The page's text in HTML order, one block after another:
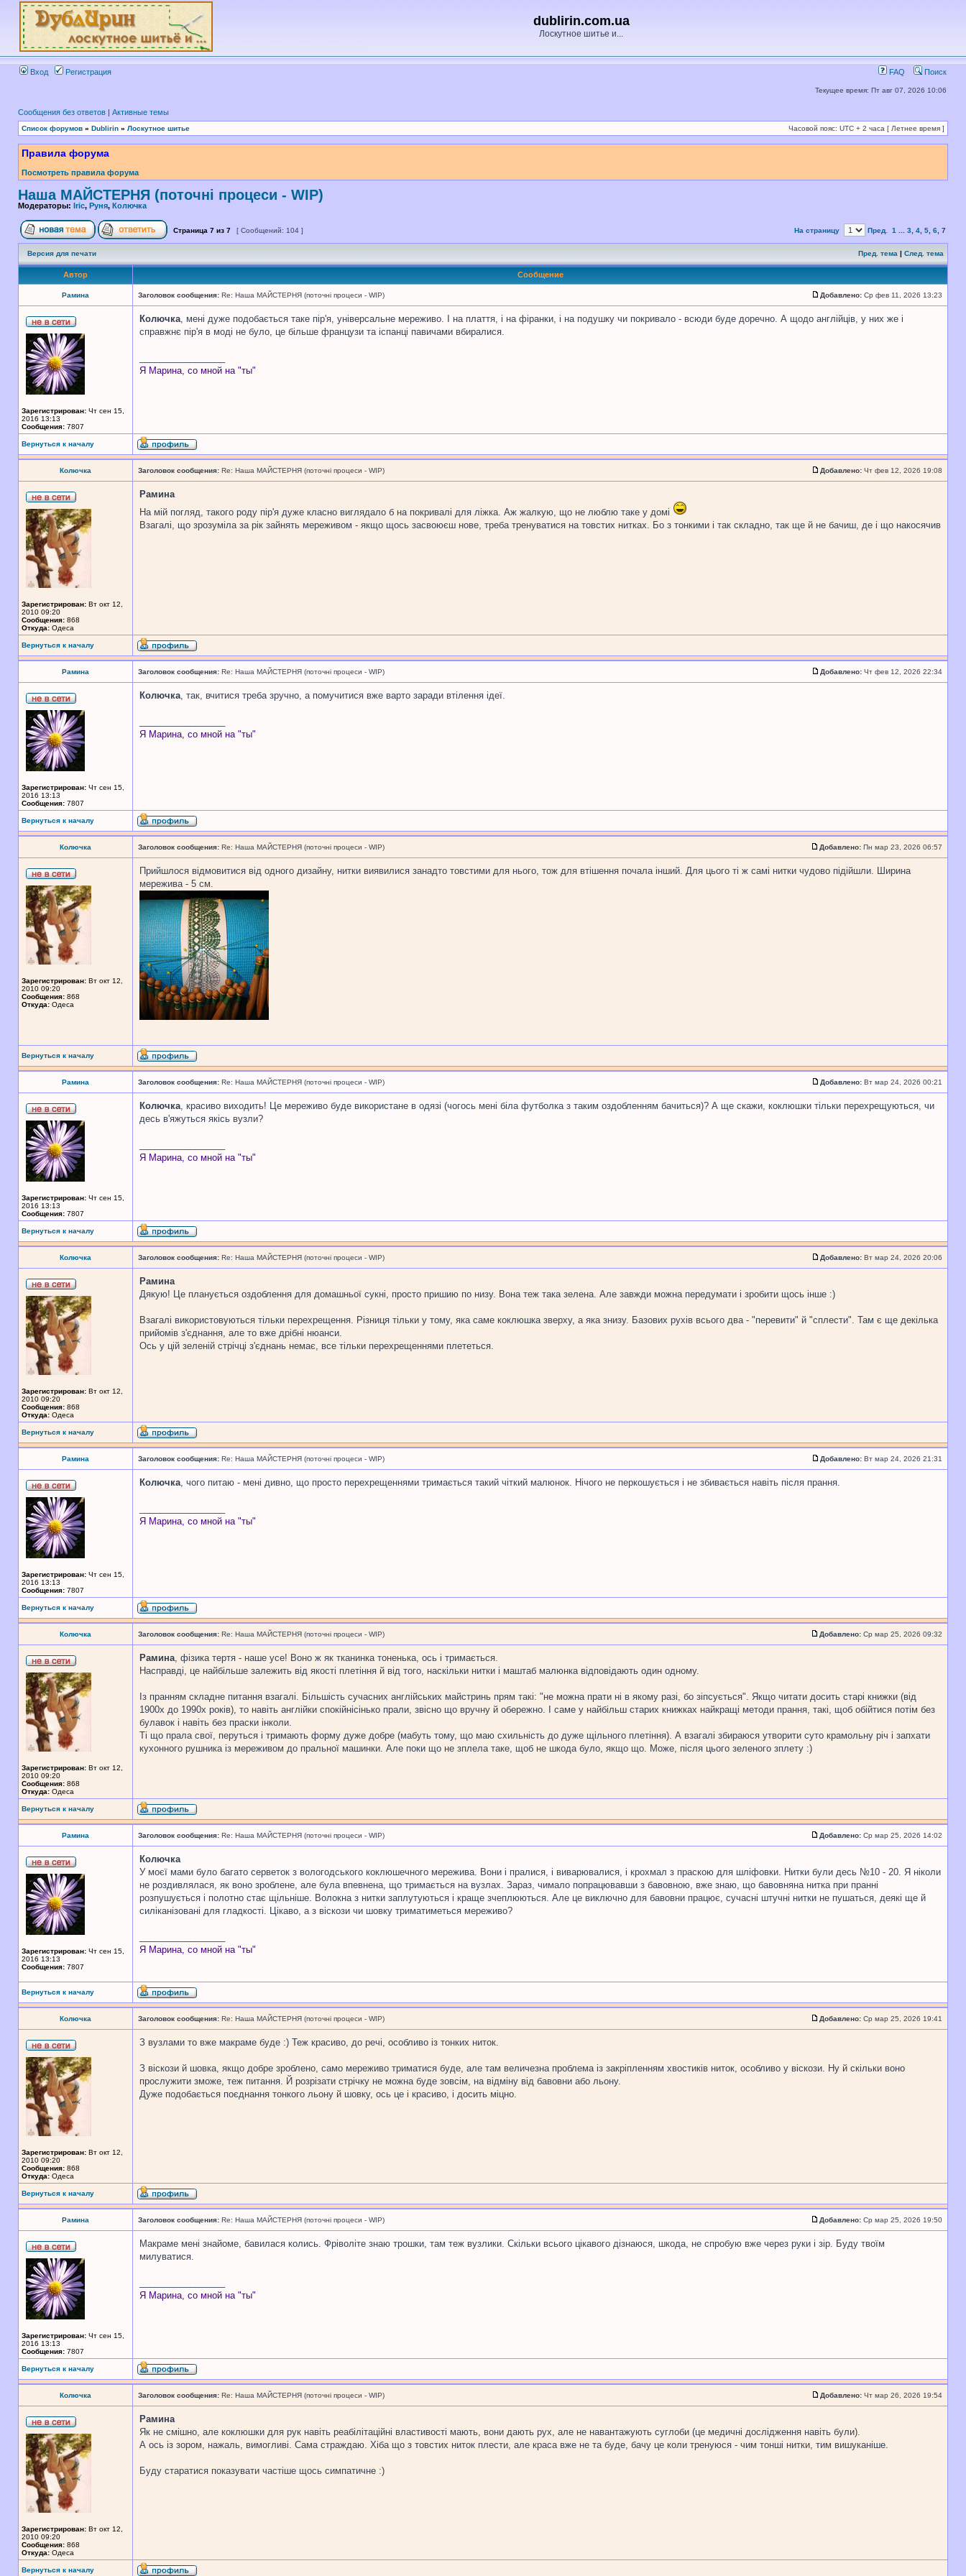
dublirin.com.ua
Лоскутное шитье и...
Вход Регистрация FAQ Поиск
Текущее время: Пт авг 07, 2026 10:06
Сообщения без ответов | Активные темы
Список форумов » Dublirin » Лоскутное шитье Часовой пояс: UTC + 2 часа [ Летнее время ]
Правила форума
Посмотреть правила форума
Наша МАЙСТЕРНЯ (поточні процеси - WIP)
Модераторы: Iric, Руня, Колючка
Страница 7 из 7 [ Сообщений: 104 ] На страницу Пред. 1 3 4 5 6 7
Версия для печати Пред. тема | След. тема
Автор Сообщение
Рамина Заголовок сообщения: Re: Наша МАЙСТЕРНЯ (поточні процеси - WIP) Добавлено: Ср фев 11, 2026 13:23
Зарегистрирован: Чт сен 15,
2016 13:13
Сообщения: 7807
Колючка, мені дуже подобається таке пір'я, універсальне мереживо. І на плаття, і на фіранки, і на подушку чи покривало - всюди буде доречно. А щодо англійців, у них же і
справжнє пір'я в моді не було, це більше французи та іспанці павичами вбиралися.
Я Марина, со мной на "ты"
Вернуться к началу
Колючка Заголовок сообщения: Re: Наша МАЙСТЕРНЯ (поточні процеси - WIP) Добавлено: Чт фев 12, 2026 19:08
Зарегистрирован: Вт окт 12,
2010 09:20
Сообщения: 868
Откуда: Одеса
Рамина
На мій погляд, такого роду пір'я дуже класно виглядало б на покривалі для ліжка. Аж жалкую, що не люблю таке у домі
Взагалі, що зрозуміла за рік зайнять мереживом - якщо щось засвоюєш нове, треба тренуватися на товстих нитках. Бо з тонкими і так складно, так ще й не бачиш, де і що накосячив
Вернуться к началу
Рамина Заголовок сообщения: Re: Наша МАЙСТЕРНЯ (поточні процеси - WIP) Добавлено: Чт фев 12, 2026 22:34
Зарегистрирован: Чт сен 15,
2016 13:13
Сообщения: 7807
Колючка, так, вчитися треба зручно, а помучитися вже варто заради втілення ідеї.
Я Марина, со мной на "ты"
Вернуться к началу
Колючка Заголовок сообщения: Re: Наша МАЙСТЕРНЯ (поточні процеси - WIP) Добавлено: Пн мар 23, 2026 06:57
Зарегистрирован: Вт окт 12,
2010 09:20
Сообщения: 868
Откуда: Одеса
Прийшлося відмовитися від одного дизайну, нитки виявилися занадто товстими для нього, тож для втішення почала інший. Для цього ті ж самі нитки чудово підійшли. Ширина
мережива - 5 см.
Вернуться к началу
Рамина Заголовок сообщения: Re: Наша МАЙСТЕРНЯ (поточні процеси - WIP) Добавлено: Вт мар 24, 2026 00:21
Зарегистрирован: Чт сен 15,
2016 13:13
Сообщения: 7807
Колючка, красиво виходить! Це мереживо буде використане в одязі (чогось мені біла футболка з таким оздобленням бачиться)? А ще скажи, коклюшки тільки перехрещуються, чи
десь в'яжуться якісь вузли?
Я Марина, со мной на "ты"
Вернуться к началу
Колючка Заголовок сообщения: Re: Наша МАЙСТЕРНЯ (поточні процеси - WIP) Добавлено: Вт мар 24, 2026 20:06
Зарегистрирован: Вт окт 12,
2010 09:20
Сообщения: 868
Откуда: Одеса
Рамина
Дякую! Це планується оздоблення для домашньої сукні, просто пришию по низу. Вона теж така зелена. Але завжди можна передумати і зробити щось інше :)
Взагалі використовуються тільки перехрещення. Різниця тільки у тому, яка саме коклюшка зверху, а яка знизу. Базових рухів всього два - "перевити" й "сплести". Там є ще декілька
прийомів з'єднання, але то вже дрібні нюанси.
Ось у цій зеленій стрічці з'єднань немає, все тільки перехрещеннями плететься.
Вернуться к началу
Рамина Заголовок сообщения: Re: Наша МАЙСТЕРНЯ (поточні процеси - WIP) Добавлено: Вт мар 24, 2026 21:31
Зарегистрирован: Чт сен 15,
2016 13:13
Сообщения: 7807
Колючка, чого питаю - мені дивно, що просто перехрещеннями тримається такий чіткий малюнок. Нічого не перкошується і не збивається навіть після прання.
Я Марина, со мной на "ты"
Вернуться к началу
Колючка Заголовок сообщения: Re: Наша МАЙСТЕРНЯ (поточні процеси - WIP) Добавлено: Ср мар 25, 2026 09:32
Зарегистрирован: Вт окт 12,
2010 09:20
Сообщения: 868
Откуда: Одеса
Рамина, фізика тертя - наше усе! Воно ж як тканинка тоненька, ось і тримається.
Насправді, це найбільше залежить від якості плетіння й від того, наскільки нитки і маштаб малюнка відповідають один одному.
Із пранням складне питання взагалі. Більшість сучасних англійських майстринь прям такі: "не можна прати ні в якому разі, бо зіпсується". Якщо читати досить старі книжки (від
1900х до 1990х років), то навіть англійки спокійнісінько прали, звісно що вручну й обережно. І саме у найбільш старих книжках найкращі методи прання, такі, щоб обійтися потім без
булавок і навіть без праски інколи.
Ті що прала свої, перуться і тримають форму дуже добре (мабуть тому, що маю схильність до дуже щільного плетіння). А взагалі збираюся утворити суто крамольну річ і запхати
кухонного рушника із мереживом до пральної машинки. Але поки що не зплела таке, щоб не шкода було, якщо що. Може, після цього зеленого зплету :)
Вернуться к началу
Рамина Заголовок сообщения: Re: Наша МАЙСТЕРНЯ (поточні процеси - WIP) Добавлено: Ср мар 25, 2026 14:02
Зарегистрирован: Чт сен 15,
2016 13:13
Сообщения: 7807
Колючка
У моєї мами було багато серветок з вологодського коклюшечного мережива. Вони і пралися, і виварювалися, і крохмал з праскою для шліфовки. Нитки були десь №10 - 20. Я ніколи
не роздивлялася, як воно зроблене, але була впевнена, що тримається на вузлах. Зараз, чимало попрацювавши з бавовною, вже знаю, що бавовняна нитка при пранні
розпушується і полотно стає щільніше. Волокна з нитки заплутуються і краще зчеплюються. Але це виключно для бавовни працює, сучасні штучні нитки не пушаться, деякі ще й
силіканізовані для гладкості. Цікаво, а з віскози чи шовку триматиметься мереживо?
Я Марина, со мной на "ты"
Вернуться к началу
Колючка Заголовок сообщения: Re: Наша МАЙСТЕРНЯ (поточні процеси - WIP) Добавлено: Ср мар 25, 2026 19:41
Зарегистрирован: Вт окт 12,
2010 09:20
Сообщения: 868
Откуда: Одеса
З вузлами то вже макраме буде :) Теж красиво, до речі, особливо із тонких ниток.
З віскози й шовка, якщо добре зроблено, само мереживо триматися буде, але там величезна проблема із закріпленням хвостиків ниток, особливо у віскози. Ну й скільки воно
прослужити зможе, теж питання. Й розрізати стрічку не можна буде зовсім, на відміну від бавовни або льону.
Дуже подобається поєднання тонкого льону й шовку, ось це і красиво, і досить міцно.
Вернуться к началу
Рамина Заголовок сообщения: Re: Наша МАЙСТЕРНЯ (поточні процеси - WIP) Добавлено: Ср мар 25, 2026 19:50
Зарегистрирован: Чт сен 15,
2016 13:13
Сообщения: 7807
Макраме мені знайоме, бавилася колись. Фріволіте знаю трошки, там теж вузлики. Скільки всього цікавого дізнаюся, шкода, не спробую вже через руки і зір. Буду твоїм
милуватися.
Я Марина, со мной на "ты"
Вернуться к началу
Колючка Заголовок сообщения: Re: Наша МАЙСТЕРНЯ (поточні процеси - WIP) Добавлено: Чт мар 26, 2026 19:54
Зарегистрирован: Вт окт 12,
2010 09:20
Сообщения: 868
Откуда: Одеса
Рамина
Як не смішно, але коклюшки для рук навіть реабілітаційні властивості мають, вони дають рух, але не навантажують суглоби (це медичні дослідження навіть були).
А ось із зором, нажаль, вимогливі. Сама страждаю. Хіба що з товстих ниток плести, але краса вже не та буде, бачу це коли тренуюся - чим тонші нитки, тим вишуканіше.
Буду старатися показувати частіше щось симпатичне :)
Вернуться к началу